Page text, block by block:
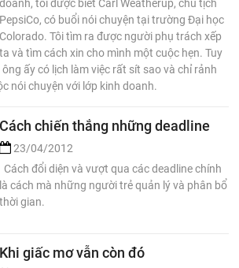
doanh, tôi được biết Carl Weatherup, chủ tịch
PepsiCo, có buổi nói chuyện tại trường Đại học
Colorado. Tôi tìm ra được người phụ trách xếp
và tìm cách xin cho mình một cuộc hẹn. Tuy
ấy có lịch làm việc rất sít sao và chỉ rảnh
nói chuyện với lớp kinh doanh.
Cách chiến thắng những deadline
23/04/2012
Cách đổi diện và vượt qua các deadline chính
là cách mà những người trẻ quản lý và phân bổ
thời gian.
Khi giấc mơ vẫn còn đó